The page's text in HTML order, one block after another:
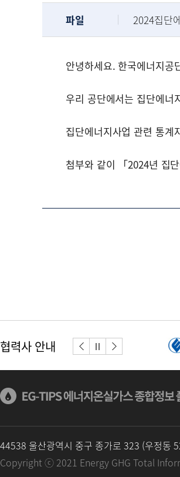
파일 2024집단
안녕하세요. 한국에너지공
우리 공단에서는 집단에너
집단에너지사업 관련 통계
첨부와 같이 「2024년 집
협력사 안내 정지
44538 울산광역시 중구 종가로 323 (우정동
Copyright ⓒ 2021 Energy GHG Total